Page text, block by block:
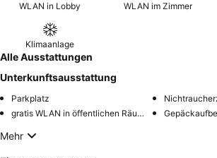
WLAN in Lobby WLAN im Zimmer
Klimaanlage
Alle Ausstattungen
Unterkunftsausstattung
Parkplatz
gratis WLAN in öffentlichen Räumen
Mehr